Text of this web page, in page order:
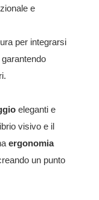
e
per integrarsi
eleganti e
visivo e il
ergonomia
un punto